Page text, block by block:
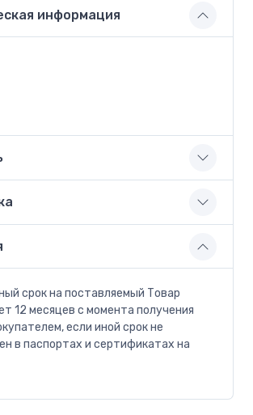
информация
срок на поставляемый Товар
12 месяцев с момента получения
если иной срок не
в паспортах и сертификатах на